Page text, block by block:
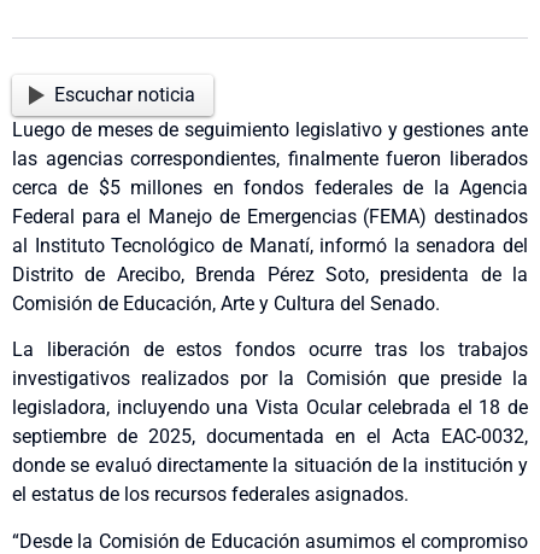
Escuchar noticia
Luego de meses de seguimiento legislativo y gestiones ante
las agencias correspondientes, finalmente fueron liberados
cerca de $5 millones en fondos federales de la Agencia
Federal para el Manejo de Emergencias (FEMA) destinados
al Instituto Tecnológico de Manatí, informó la senadora del
Distrito de Arecibo, Brenda Pérez Soto, presidenta de la
Comisión de Educación, Arte y Cultura del Senado.
La liberación de estos fondos ocurre tras los trabajos
investigativos realizados por la Comisión que preside la
legisladora, incluyendo una Vista Ocular celebrada el 18 de
septiembre de 2025, documentada en el Acta EAC-0032,
donde se evaluó directamente la situación de la institución y
el estatus de los recursos federales asignados.
“Desde la Comisión de Educación asumimos el compromiso